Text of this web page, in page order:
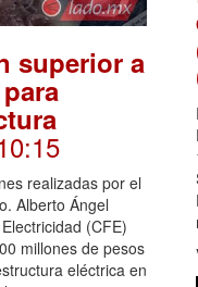
superior a
realizadas por el
Alberto Ángel
(CFE)
millones de pesos
eléctrica en